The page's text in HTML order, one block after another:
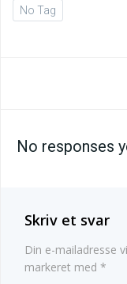
No Tag
No responses
Skriv et svar
Din e-mailadresse
markeret med *